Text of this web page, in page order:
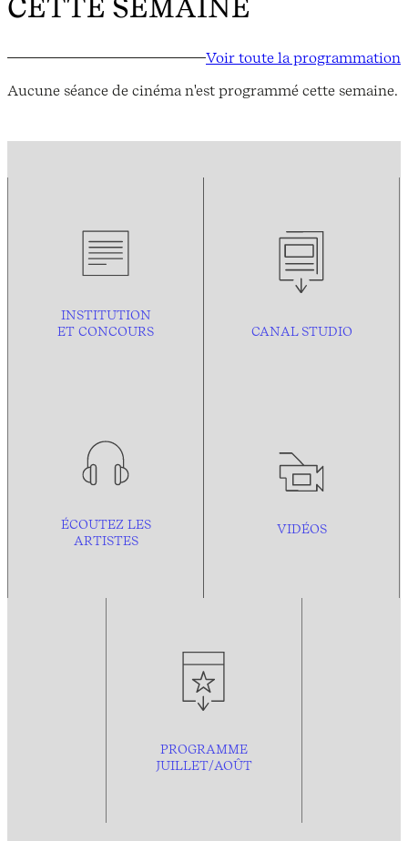
CETTE SEMAINE
Voir toute la programmation
Aucune séance de cinéma n'est programmé cette semaine.
INSTITUTION
ET CONCOURS
CANAL STUDIO
ÉCOUTEZ LES
ARTISTES
VIDÉOS
PROGRAMME
JUILLET/AOÛT